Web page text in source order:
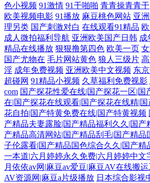
色小视频 91激情 91干啪啪 青青操青青干
欧美视频电影 91播放 麻豆桃色网站 亚
理另类 国产刺激对白 在线观看91精品
成人微拍福利导航 亚洲欧美国产日韩 成
精品在线播放 狠狠撸第四色 欧美一页
国产尤物在 毛片网站黄色 狼人三级片
淫 成年免费视频 亚洲欧美中文视频 东
超碰网 91精品小视频 久草福利免费视影
com 国产探花性爱在线|国产探花一区|国
在|国产探花在线观看|国产探花在线精|
花自拍|国产特黄免费在线|国产特黄视频
产精品夫妻露脸|国产精品福利久久|国产
产精品高清网站|国产精品刮毛|国产精品
子伦露看|国产精品国色综合久久|国产精
一本道|六月婷婷永久免费|六月婷婷中文
月依依av网|麻豆av爱豆|麻豆AV在线搬
AV资源网|麻豆a片级播放 日本综合影视